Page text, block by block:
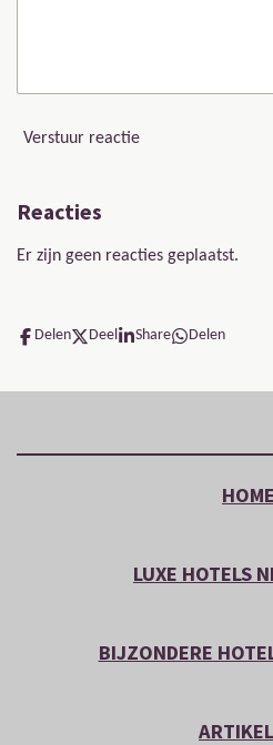
Verstuur reactie
Reacties
Er zijn geen reacties geplaatst.
Delen Deel Share Delen
HOME
LUXE HOTELS
BIJZONDERE